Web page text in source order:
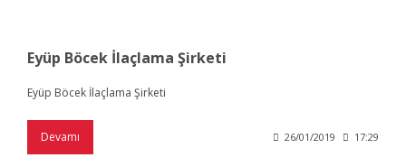
Eyüp Böcek İlaçlama Şirketi
Eyüp Böcek İlaçlama Şirketi
Devamı 26/01/2019 17:29